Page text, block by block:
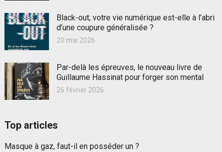
Black-out, votre vie numérique est-elle à l’abri
d’une coupure généralisée ?
20 mai 2026
Par-delà les épreuves, le nouveau livre de
Guillaume Hassinat pour forger son mental
26 février 2026
Top articles
Masque à gaz, faut-il en posséder un ?